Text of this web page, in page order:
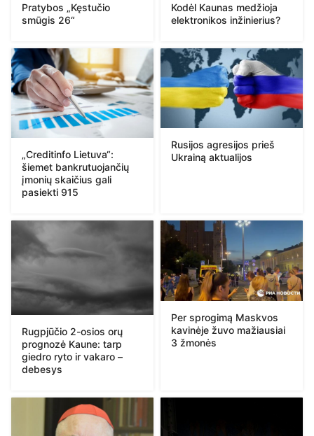
Pratybos „Kęstučio
smūgis 26“
Kodėl Kaunas medžioja
elektronikos inžinierius?
„Creditinfo Lietuva“:
šiemet bankrutuojančių
įmonių skaičius gali
pasiekti 915
Rusijos agresijos prieš
Ukrainą aktualijos
Rugpjūčio 2-osios orų
prognozė Kaune: tarp
giedro ryto ir vakaro –
debesys
Per sprogimą Maskvos
kavinėje žuvo mažiausiai
3 žmonės